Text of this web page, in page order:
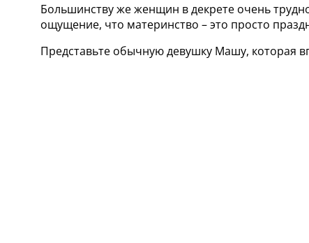
Большинству же женщин в декрете очень
ощущение, что материнство – это просто
Представьте обычную девушку Машу, которая